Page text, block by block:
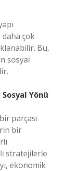
çok
Bu,
sosyal
Yönü
parçası
bir
stratejilerle
ekonomik